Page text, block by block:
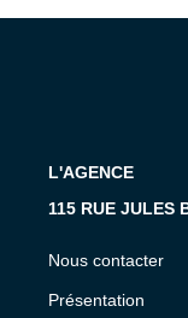
L'AGENCE
115 RUE JULES
Nous contacter
Présentation